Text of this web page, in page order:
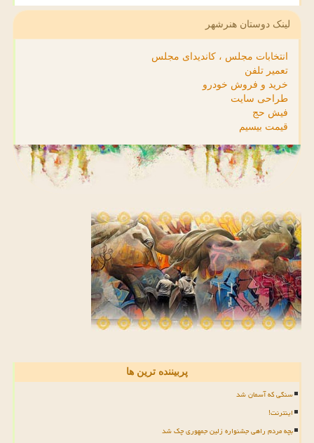
لینک دوستان هنرشهر
انتخابات مجلس ، کاندیدای مجلس
تعمیر تلفن
خرید و فروش خودرو
طراحی سایت
فیش حج
قیمت بیسیم
پربیننده ترین ها
سنگی که آسمان شد
اینترنت!
بچه مردم راهی جشنواره زلین جمهوری چک شد